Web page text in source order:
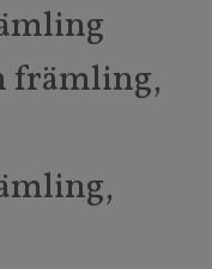
främling,